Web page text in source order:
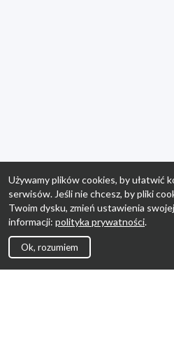
Używamy plików cookies, by ułatwić
serwisów. Jeśli nie chcesz, by pliki
Twoim dysku, zmień ustawienia
informacji: polityka prywatności.
Ok, rozumiem